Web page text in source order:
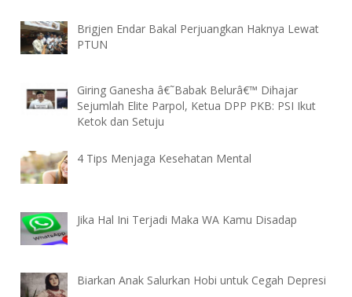
Brigjen Endar Bakal Perjuangkan Haknya Lewat
PTUN
Giring Ganesha â€˜Babak Belurâ€™ Dihajar
Sejumlah Elite Parpol, Ketua DPP PKB: PSI Ikut
Ketok dan Setuju
4 Tips Menjaga Kesehatan Mental
Jika Hal Ini Terjadi Maka WA Kamu Disadap
Biarkan Anak Salurkan Hobi untuk Cegah Depresi